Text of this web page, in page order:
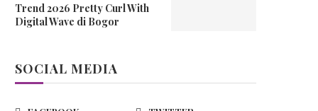
Trend 2026 Pretty Curl With
Digital Wave di Bogor
SOCIAL MEDIA